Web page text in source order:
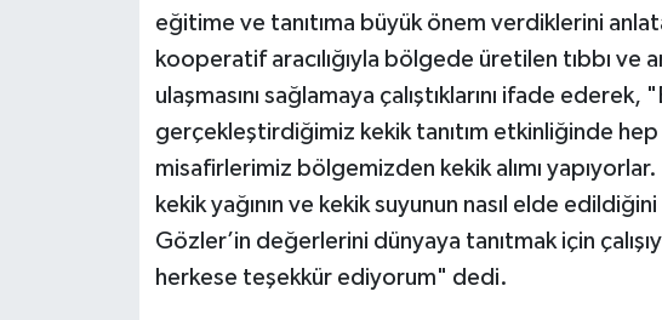
eğitime ve tanıtıma büyük önem verdiklerini
kooperatif aracılığıyla bölgede üretilen tıbbı ve
ulaşmasını sağlamaya çalıştıklarını ifade
gerçekleştirdiğimiz kekik tanıtım etkinliğinde
misafirlerimiz bölgemizden kekik alımı
kekik yağının ve kekik suyunun nasıl elde
Gözler’in değerlerini dünyaya tanıtmak için
herkese teşekkür ediyorum" dedi.